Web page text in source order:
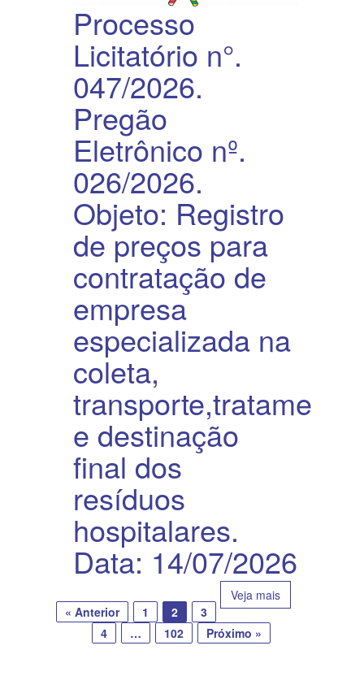
Processo
Licitatório n°.
047/2026.
Pregão
Eletrônico nº.
026/2026.
Objeto: Registro
de preços para
contratação de
empresa
especializada na
coleta,
transporte,tratamento
e destinação
final dos
resíduos
hospitalares.
Data: 14/07/2026
Veja mais
« Anterior
1 2
3
4
… 102 Próximo »